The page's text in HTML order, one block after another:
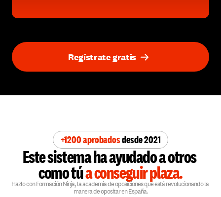
Regístrate gratis
+1200 aprobados desde 2021
Este sistema ha ayudado a otros
como tú a conseguir plaza.
Hazlo con Formación Ninja, la academia de oposiciones que está revolucionando la
manera de opositar en España.